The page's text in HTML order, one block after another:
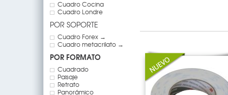
Cuadro Cocina
Cuadro Londre
POR SOPORTE
Cuadro Forex →
Cuadro metacrilato →
POR FORMATO
Cuadrado
Paisaje
Retrato
Panorámico